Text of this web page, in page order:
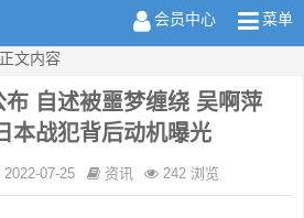
菜单
会员中心
正文内容
布 自述被噩梦缠绕 吴啊萍
本战犯背后动机曝光
2022-07-25 资讯 242 浏览